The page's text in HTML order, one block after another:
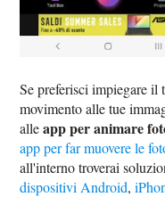
Se preferisci impiegare il
movimento alle tue
alleapp per animare
app per far muovere le
all'interno troverai
dispositivi Android,